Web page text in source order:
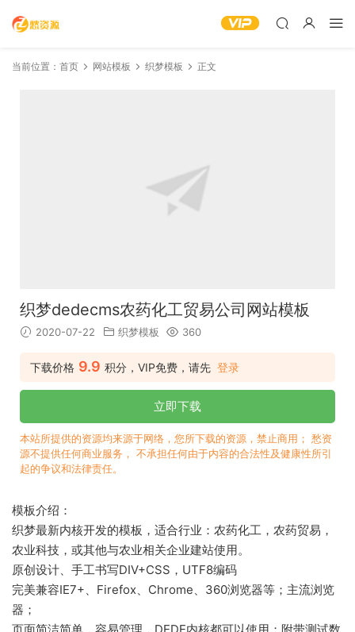
当前位置： 首页 网站模板 织梦模板 正文
织梦dedecms农药化工贸易公司网站模板
2020-07-22 织梦模板 360
下载价格 9.9 积分，VIP免费，请先 登录
立即下载
本站所提供的资源均来源于网络，您所下载的资源，禁止商用； 愁资
源不提供任何商业服务， 不承担任何由于内容的合法性及健康性所引
起的争议和法律责任。
模板介绍：
织梦最新内核开发的模板，适合行业：农药化工，农药贸易，
农业科技，或其他与农业相关企业建站使用。
原创设计、手工书写DIV+CSS，UTF8编码
完美兼容IE7+、Firefox、Chrome、360浏览器等；主流浏览
器；